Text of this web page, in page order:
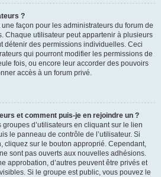
?
façon pour les administrateurs du forum de
Chaque utilisateur peut appartenir à plusieurs
détenir des permissions individuelles. Ceci
qui pourront modifier les permissions de
fois, ou encore leur accorder des pouvoirs
accès à un forum privé.
et comment puis-je en rejoindre un ?
d’utilisateurs en cliquant sur le lien
le panneau de contrôle de l’utilisateur. Si
cliquez sur le bouton approprié. Cependant,
sont pas ouverts aux nouvelles adhésions.
approbation, d’autres peuvent être privés et
Si le groupe est public, vous pouvez le